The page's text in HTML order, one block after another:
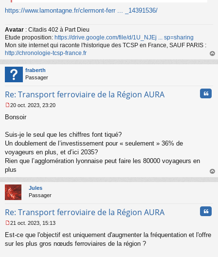
https://www.lamontagne.fr/clermont-ferr ... _14391536/
Avatar : Citadis 402 à Part Dieu
Etude proposition: https://drive.google.com/file/d/1U_NJEj ... sp=sharing
Mon site internet qui raconte l'historique des TCSP en France, SAUF PARIS :
http://chronologie-tcsp-france.fr
au
fraberth
Passager
Re: Transport ferroviaire de la Région AURA
e
s
g
e
n
o
n
l
u
20 oct. 2023, 23:20
Bonsoir
Suis-je le seul que les chiffres font tiqué?
Un doublement de l’investissement pour « seulement » 36% de
voyageurs en plus, et d’ici 2035?
Rien que l’agglomération lyonnaise peut faire les 80000 voyageurs en
plus
au
Jules
Passager
Re: Transport ferroviaire de la Région AURA
e
s
21 oct. 2023, 15:13
Est-ce que l'objectif est uniquement d'augmenter la fréquentation et l'offre
sur les plus gros nœuds ferroviaires de la région ?